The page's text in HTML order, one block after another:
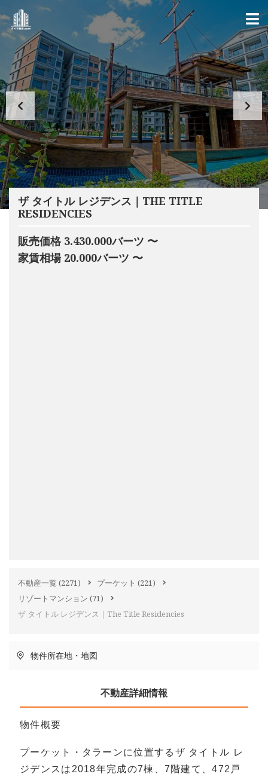
ザ タイトル レジデンス｜THE TITLE
RESIDENCIES
販売価格 3.430.000バーツ 〜
家賃相場 20.000バーツ 〜
不動産一覧 (2271) プーケット (221)
リゾートマンション (71)
ザ タイトル レジデンス｜The Title Residencies
物件所在地・地図
不動産詳細情報
物件概要
プーケット・タラーンに位置するザ タイトル レ
ジデンスは2018年完成の7棟、7階建て、472戸